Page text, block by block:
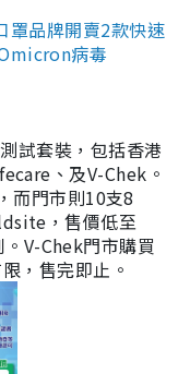
罩品牌開賣2款快速
病毒
試套裝，包括香港
、及V-Chek。
而門市則10支8
，售價低至
V-Chek門市購買
，售完即止。